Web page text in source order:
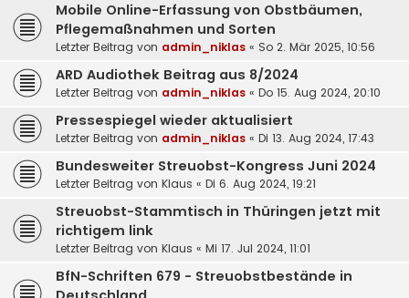
Mobile Online-Erfassung von Obstbäumen,
Pflegemaßnahmen und Sorten
Letzter Beitrag von admin_niklas « So 2. Mär 2025, 10:56
ARD Audiothek Beitrag aus 8/2024
Letzter Beitrag von admin_niklas « Do 15. Aug 2024, 20:10
Pressespiegel wieder aktualisiert
Letzter Beitrag von admin_niklas « Di 13. Aug 2024, 17:43
Bundesweiter Streuobst-Kongress Juni 2024
Letzter Beitrag von Klaus « Di 6. Aug 2024, 19:21
Streuobst-Stammtisch in Thüringen jetzt mit
richtigem link
Letzter Beitrag von Klaus « Mi 17. Jul 2024, 11:01
BfN-Schriften 679 - Streuobstbestände in